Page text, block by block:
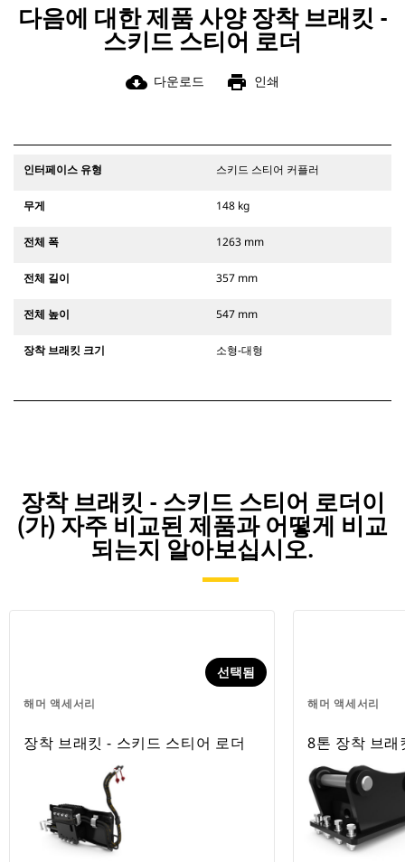
다음에 대한 제품 사양 장착 브래킷 -
스키드 스티어 로더
cloud_download 다운로드 print 인쇄
인터페이스 유형 스키드 스티어 커플러
무게 148 kg
전체 폭 1263 mm
전체 길이 357 mm
전체 높이 547 mm
장착 브래킷 크기 소형-대형
장착 브래킷 - 스키드 스티어 로더이
(가) 자주 비교된 제품과 어떻게 비교
되는지 알아보십시오.
해머 액세서리
선택됨
장착 브래킷 - 스키드 스티어 로더
해머 액세서리
8톤 장착 브래